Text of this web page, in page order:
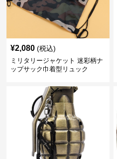
¥2,080 (税込)
ミリタリージャケット 迷彩柄ナ
ップサック巾着型リュック